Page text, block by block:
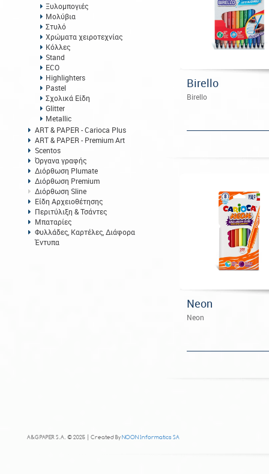
Ξυλομπογιές
Μολύβια
Στυλό
Χρώματα χειροτεχνίας
Κόλλες
Stand
ECO
Highlighters
Pastel
Σχολικά Είδη
Glitter
Metallic
ART & PAPER - Carioca Plus
ART & PAPER - Premium Art
Scentos
Όργανα γραφής
Διόρθωση Plumate
Διόρθωση Premium
Διόρθωση Sline
Είδη Αρχειοθέτησης
Περιτύλιξη & Τσάντες
Μπαταρίες
Φυλλάδες, Καρτέλες, Διάφορα
Έντυπα
Birello
Birello
Neon
Neon
A&G PAPER S.A. © 2025 | Created ByNOON Informatics SA